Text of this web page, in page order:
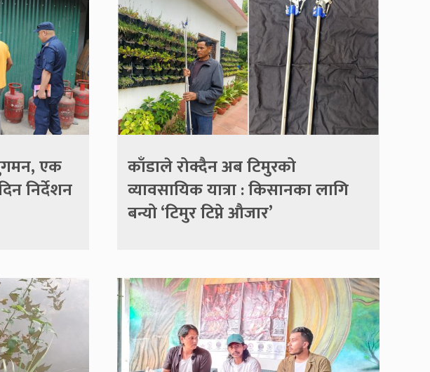
एक
निर्देशन
काँडाले रोक्दैन अब टिमुरको
व्यावसायिक यात्रा : किसानका लागि
बन्यो ‘टिमुर टिप्ने औजार’